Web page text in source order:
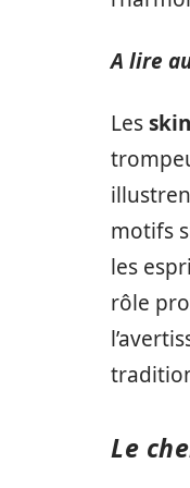
A lire
Les
motifs
les
rôle
Le